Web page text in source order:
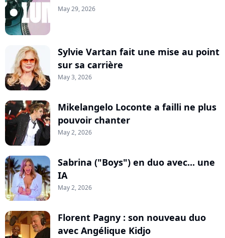
May 29, 2026
Sylvie Vartan fait une mise au point
sur sa carrière
May 3, 2026
Mikelangelo Loconte a failli ne plus
pouvoir chanter
May 2, 2026
Sabrina ("Boys") en duo avec... une
IA
May 2, 2026
Florent Pagny : son nouveau duo
avec Angélique Kidjo